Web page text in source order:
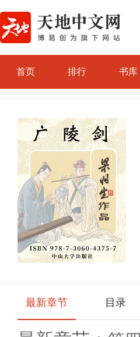
首页 排行 书库
最新章节 目录